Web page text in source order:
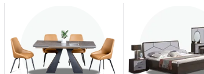
cho phòng khách những giá trị gì ?
sofa có rất nhiều điều để nói nhưng chủ yếu